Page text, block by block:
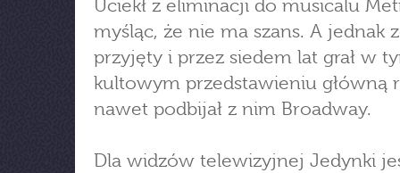
Uciekł z eliminacji do musicalu
myśląc, że nie ma szans. A jednak
przyjęty i przez siedem lat grał w
kultowym przedstawieniu główną
nawet podbijał z nim Broadway.
Dla widzów telewizyjnej Jedynki